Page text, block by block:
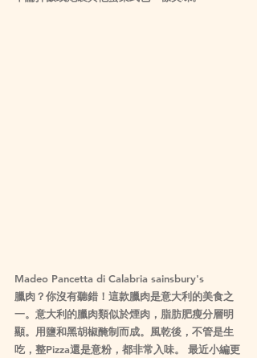
Madeo Pancetta di Calabria sainsbury's
臘肉？你沒有聽錯！這款臘肉是意大利的美食之
一。意大利的臘肉類似於煙肉，脂肪肥瘦分層明
顯。用鹽和黑胡椒醃制而成。風乾後，不管是生
吃，整Pizza還是意粉，都非常入味。 最近小編更